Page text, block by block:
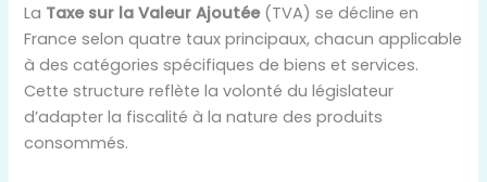
La Taxe sur la Valeur Ajoutée(TVA) se décline en
France selon quatre taux principaux, chacun applicable
à des catégories spécifiques de biens et services.
Cette structure reflète la volonté du législateur
d’adapter la fiscalité à la nature des produits
consommés.